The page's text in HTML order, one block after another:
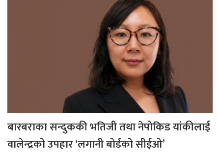
बारबराका सन्दुककी भतिजी तथा नेपोकिड यांकीलाई
वालेन्द्रको उपहार ‘लगानी बोर्डको सीईओ’